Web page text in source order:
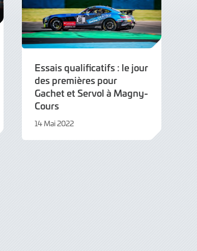
Essais qualificatifs : le jour
des premières pour
Gachet et Servol à Magny-
Cours
14 Mai 2022
Juin